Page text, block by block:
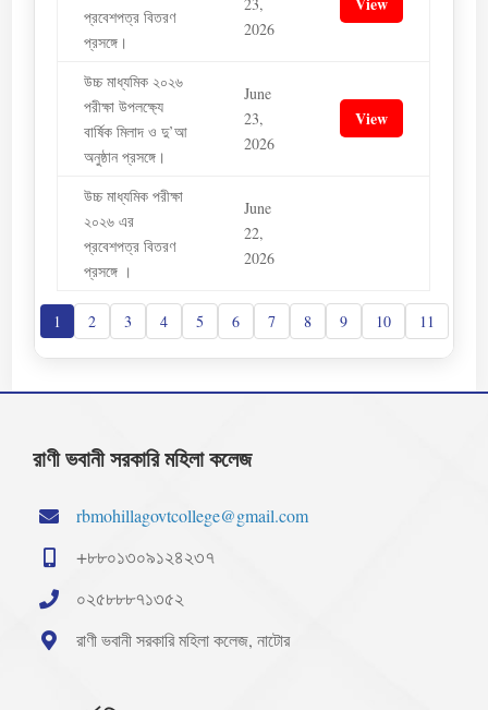
প্রবেশপত্র বিতরণ
প্রসঙ্গে।
23,
2026
উচ্চ মাধ্যমিক ২০২৬
পরীক্ষা উপলক্ষ্যে
বার্ষিক মিলাদ ও দু’আ
অনুষ্ঠান প্রসঙ্গে।
June
23,
2026
View
উচ্চ মাধ্যমিক পরীক্ষা
২০২৬ এর
প্রবেশপত্র বিতরণ
প্রসঙ্গে ।
June
22,
2026
1 2 3 4 5 6 7 8 9 10 11
রাণী ভবানী সরকারি মহিলা কলেজ
rbmohillagovtcollege@gmail.com
+৮৮০১৩০৯১২৪২৩৭
০২৫৮৮৮৭১৩৫২
রাণী ভবানী সরকারি মহিলা কলেজ, নাটোর